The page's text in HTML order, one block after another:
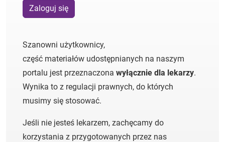
Zaloguj się
Szanowni użytkownicy,
część materiałów udostępnianych na naszym
portalu jest przeznaczona wyłącznie dla lekarzy.
Wynika to z regulacji prawnych, do których
musimy się stosować.
Jeśli nie jesteś lekarzem, zachęcamy do
korzystania z przygotowanych przez nas